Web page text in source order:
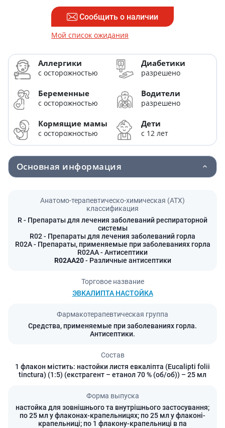
Сообщить о наличии
Мой список ожидания
Аллергики
с осторожностью
Диабетики
разрешено
Беременные
с осторожностью
Водители
разрешено
Кормящие мамы
с осторожностью
Дети
с 12 лет
Основная информация
Анатомо-терапевтическо-химическая (АТХ)
классификация
R - Препараты для лечения заболеваний респираторной
системы
R02- Препараты для лечения заболеваний горла
R02A- Препараты, применяемые при заболеваниях горла
R02AA- Антисептики
R02AA20- Различные антисептики
Торговое название
ЭВКАЛИПТА НАСТОЙКА
Фармакотерапевтическая группа
Средства, применяемые при заболеваниях горла.
Антисептики.
Состав
1 флакон містить: настойки листя евкаліпта (Eucalіptі folii
tinctura) (1:5) (екстрагент – етанол 70 % (об/об)) – 25 мл
Форма выпуска
настойка для зовнішнього та внутрішнього застосування;
по 25 мл у флаконах-крапельницях; по 25 мл у флаконі-
крапельниці; по 1 флакону-крапельниці в па